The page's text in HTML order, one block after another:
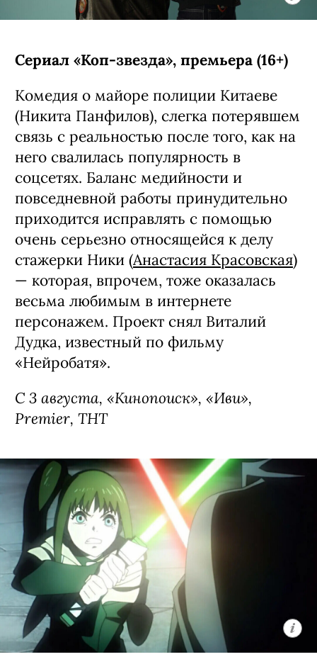
Сериал «Коп-звезда», премьера (16+)
Комедия о майоре полиции Китаеве
(Никита Панфилов), слегка потерявшем
связь с реальностью после того, как на
него свалилась популярность в
соцсетях. Баланс медийности и
повседневной работы принудительно
приходится исправлять с помощью
очень серьезно относящейся к делу
стажерки Ники (Анастасия Красовская)
— которая, впрочем, тоже оказалась
весьма любимым в интернете
персонажем. Проект снял Виталий
Дудка, известный по фильму
«Нейробатя».
С 3 августа, «Кинопоиск», «Иви»,
Premier, ТНТ